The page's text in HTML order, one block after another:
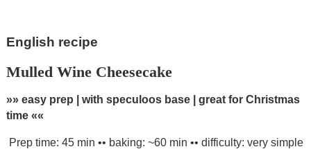
English recipe
Mulled Wine Cheesecake
»» easy prep | with speculoos base | great for Christmas
time ««
Prep time: 45 min •• baking: ~60 min •• difficulty: very simple